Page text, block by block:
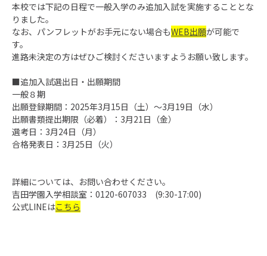
本校では下記の日程で一般入学のみ追加入試を実施することとな
りました。
なお、パンフレットがお手元にない場合もWEB出願が可能で
す。
進路未決定の方はぜひご検討くださいますようお願い致します。
■追加入試選出日・出願期間
一般８期
出願登録期間：2025年3月15日（土）～3月19日（水）
出願書類提出期限（必着）：3月21日（金）
選考日：3月24日（月）
合格発表日： 3月25日 （火）
詳細については、お問い合わせください。
吉田学園入学相談室： 0120-607033 (9:30-17:00)
公式LINEはこちら